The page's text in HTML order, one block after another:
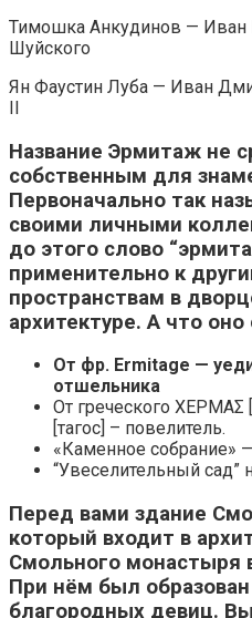
Тимошка Анкудинов — Иван
Шуйского
Ян Фаустин Луба — Иван
II
Название Эрмитаж не
собственным для
Первоначально так
своими личными
до этого слово
применительно к
пространствам в
архитектуре. А что оно
От фр. Ermitage —
отшельника
От греческого ΧΕΡΜΑΣ
[тагос] – повелитель.
«Каменное собрание»
“Увеселительный сад”
Перед вами здание
который входит в
Смольного монастыря
При нём был образован
благородных девиц.